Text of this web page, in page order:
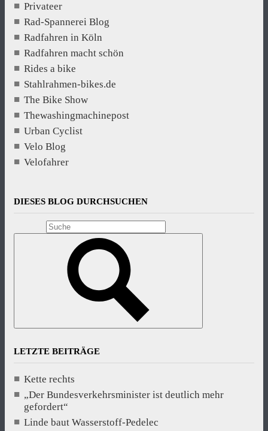
Privateer
Rad-Spannerei Blog
Radfahren in Köln
Radfahren macht schön
Rides a bike
Stahlrahmen-bikes.de
The Bike Show
Thewashingmachinepost
Urban Cyclist
Velo Blog
Velofahrer
DIESES BLOG DURCHSUCHEN
LETZTE BEITRÄGE
Kette rechts
„Der Bundesverkehrsminister ist deutlich mehr
gefordert“
Linde baut Wasserstoff-Pedelec